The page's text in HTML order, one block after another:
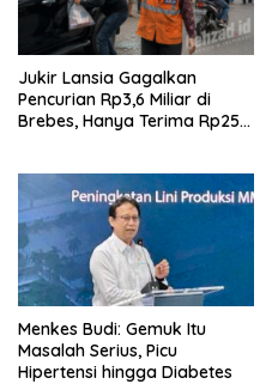
Jukir Lansia Gagalkan
Pencurian Rp3,6 Miliar di
Brebes, Hanya Terima Rp25
Menkes Budi: Gemuk Itu
Masalah Serius, Picu
Hipertensi hingga Diabetes